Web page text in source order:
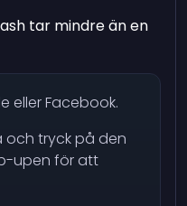
tar mindre än en
eller Facebook.
och tryck på den
upen för att